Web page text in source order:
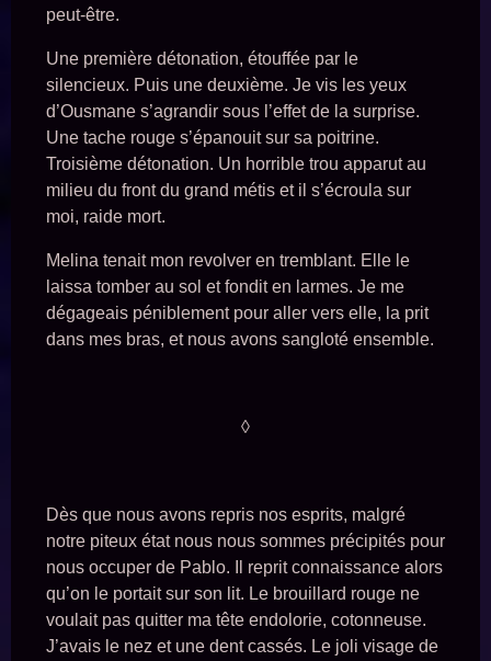
peut-être.
Une première détonation, étouffée par le
silencieux. Puis une deuxième. Je vis les yeux
d’Ousmane s’agrandir sous l’effet de la surprise.
Une tache rouge s’épanouit sur sa poitrine.
Troisième détonation. Un horrible trou apparut au
milieu du front du grand métis et il s’écroula sur
moi, raide mort.
Melina tenait mon revolver en tremblant. Elle le
laissa tomber au sol et fondit en larmes. Je me
dégageais péniblement pour aller vers elle, la prit
dans mes bras, et nous avons sangloté ensemble.
◊
Dès que nous avons repris nos esprits, malgré
notre piteux état nous nous sommes précipités pour
nous occuper de Pablo. Il reprit connaissance alors
qu’on le portait sur son lit. Le brouillard rouge ne
voulait pas quitter ma tête endolorie, cotonneuse.
J’avais le nez et une dent cassés. Le joli visage de